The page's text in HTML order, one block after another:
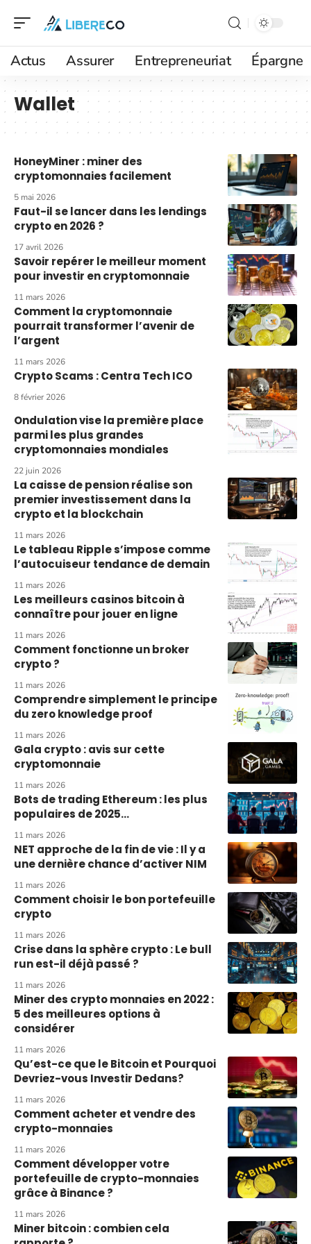
Actus Assurer Entrepreneuriat Épargne
Wallet
HoneyMiner : miner des
cryptomonnaies facilement
5 mai 2026
Faut-il se lancer dans les lendings
crypto en 2026 ?
17 avril 2026
Savoir repérer le meilleur moment
pour investir en cryptomonnaie
11 mars 2026
Comment la cryptomonnaie
pourrait transformer l’avenir de
l’argent
11 mars 2026
Crypto Scams : Centra Tech ICO
8 février 2026
Ondulation vise la première place
parmi les plus grandes
cryptomonnaies mondiales
22 juin 2026
La caisse de pension réalise son
premier investissement dans la
crypto et la blockchain
11 mars 2026
Le tableau Ripple s’impose comme
l’autocuiseur tendance de demain
11 mars 2026
Les meilleurs casinos bitcoin à
connaître pour jouer en ligne
11 mars 2026
Comment fonctionne un broker
crypto ?
11 mars 2026
Comprendre simplement le principe
du zero knowledge proof
11 mars 2026
Gala crypto : avis sur cette
cryptomonnaie
11 mars 2026
Bots de trading Ethereum : les plus
populaires de 2025…
11 mars 2026
NET approche de la fin de vie : Il y a
une dernière chance d’activer NIM
11 mars 2026
Comment choisir le bon portefeuille
crypto
11 mars 2026
Crise dans la sphère crypto : Le bull
run est-il déjà passé ?
11 mars 2026
Miner des crypto monnaies en 2022 :
5 des meilleures options à
considérer
11 mars 2026
Qu’est-ce que le Bitcoin et Pourquoi
Devriez-vous Investir Dedans?
11 mars 2026
Comment acheter et vendre des
crypto-monnaies
11 mars 2026
Comment développer votre
portefeuille de crypto-monnaies
grâce à Binance ?
11 mars 2026
Miner bitcoin : combien cela